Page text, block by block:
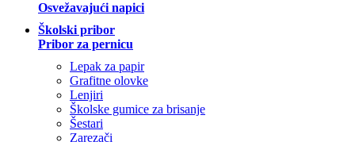
Osvežavajući napici
Školski pribor
Pribor za pernicu
Lepak za papir
Grafitne olovke
Lenjiri
Školske gumice za brisanje
Šestari
Zarezači